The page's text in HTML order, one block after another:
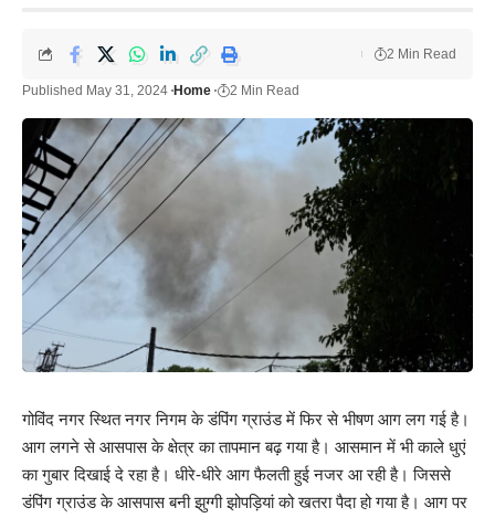
Published May 31, 2024 Home 2 Min Read
2 Min Read
गोविंद नगर स्थित नगर निगम के डंपिंग ग्राउंड में फिर से भीषण आग लग गई है।
आग लगने से आसपास के क्षेत्र का तापमान बढ़ गया है। आसमान में भी काले धुएं
का गुबार दिखाई दे रहा है। धीरे-धीरे आग फैलती हुई नजर आ रही है। जिससे
डंपिंग ग्राउंड के आसपास बनी झुग्गी झोपड़ियां को खतरा पैदा हो गया है। आग पर